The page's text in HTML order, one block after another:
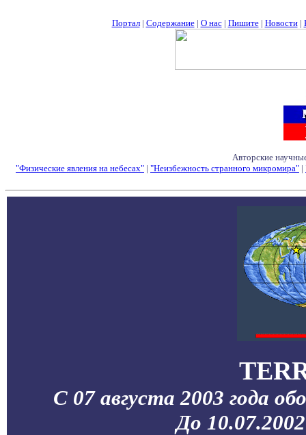
Портал| Содержание| О нас| Пишите| Новости|
Авторские
"Физические явления на небесах" | "Неизбежность странного микромира" |
С 07 августа 2003 года
До